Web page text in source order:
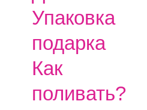
Упаковка
подарка
Как
поливать?